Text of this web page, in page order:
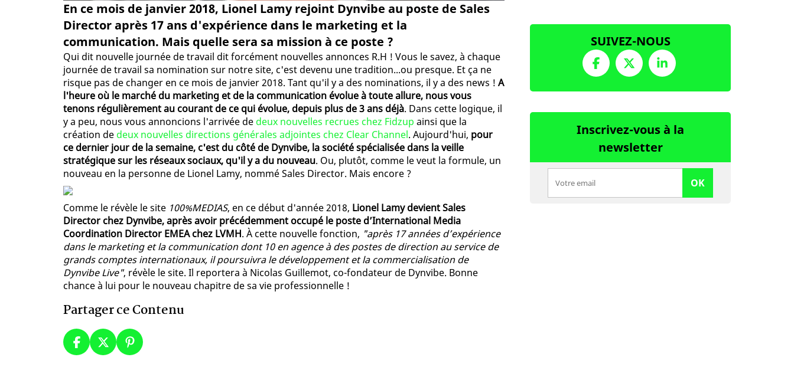
En ce mois de janvier 2018, Lionel Lamy rejoint Dynvibe au poste de Sales
Director après 17 ans d'expérience dans le marketing et la
communication. Mais quelle sera sa mission à ce poste ?
Qui dit nouvelle journée de travail dit forcément nouvelles annonces R.H ! Vous le savez, à chaque
journée de travail sa nomination sur notre site, c'est devenu une tradition...ou presque. Et ça ne
risque pas de changer en ce mois de janvier 2018. Tant qu'il y a des nominations, il y a des news ! A
l'heure où le marché du marketing et de la communication évolue à toute allure, nous vous
tenons régulièrement au courant de ce qui évolue, depuis plus de 3 ans déjà. Dans cette logique, il
y a peu, nous vous annoncions l'arrivée de deux nouvelles recrues chez Fidzup ainsi que la
création de deux nouvelles directions générales adjointes chez Clear Channel. Aujourd'hui, pour
ce dernier jour de la semaine, c'est du côté de Dynvibe, la société spécialisée dans la veille
stratégique sur les réseaux sociaux, qu'il y a du nouveau. Ou, plutôt, comme le veut la formule, un
nouveau en la personne de Lionel Lamy, nommé Sales Director. Mais encore ?
Comme le révèle le site 100%MEDIAS, en ce début d'année 2018, Lionel Lamy devient Sales
Director chez Dynvibe, après avoir précédemment occupé le poste d’International Media
Coordination Director EMEA chez LVMH. À cette nouvelle fonction, "après 17 années d’expérience
dans le marketing et la communication dont 10 en agence à des postes de direction au service de
grands comptes internationaux, il poursuivra le développement et la commercialisation de
Dynvibe Live", révèle le site. Il reportera à Nicolas Guillemot, co-fondateur de Dynvibe. Bonne
chance à lui pour le nouveau chapitre de sa vie professionnelle !
Partager ce Contenu
SUIVEZ-NOUS
Inscrivez-vous à la
newsletter
OK